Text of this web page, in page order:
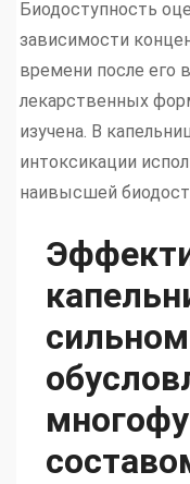
Биодоступность
зависимости
времени после его
лекарственных
изучена. В
интоксикации
наивысшей